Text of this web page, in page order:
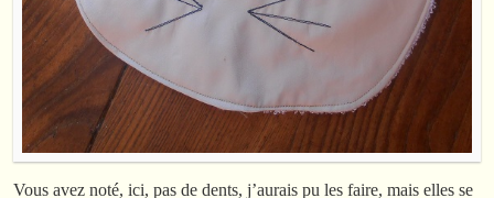
Vous avez noté, ici, pas de dents, j’aurais pu les faire, mais elles se